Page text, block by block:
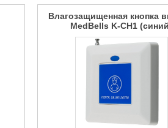
Влагозащищенная кнопка
MedBells K-CH1